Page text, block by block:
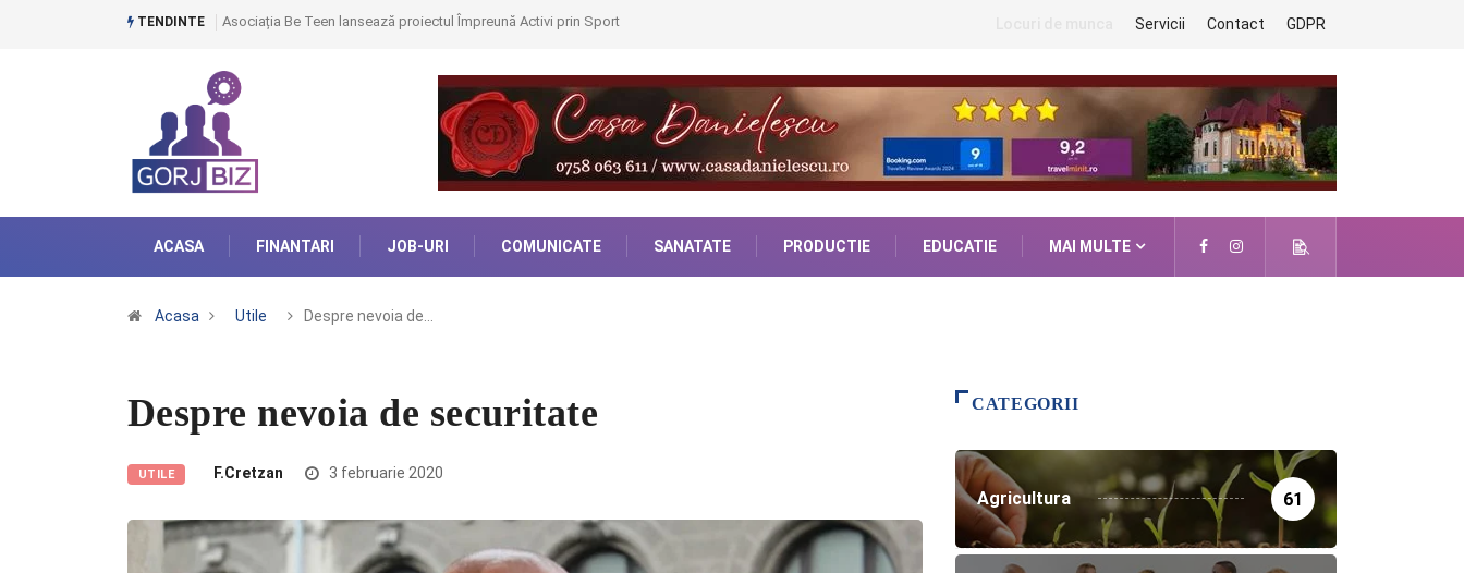
TENDINTE Asociația Be Teen lansează proiectul Împreună Activi prin Sport Servicii Contact GDPR
ACASA FINANTARI JOB-URI COMUNICATE SANATATE PRODUCTIE EDUCATIE MAI MULTE
Acasa Utile Despre nevoia de…
Despre nevoia de securitate
UTILE F.Cretzan 3 februarie 2020
CATEGORII
Agricultura 61